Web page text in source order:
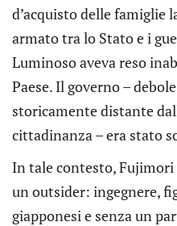
d’acquisto delle
armato tra lo Stato e i
Luminoso aveva reso
Paese. Il governo –
storicamente distante
cittadinanza – era stato
In tale contesto,
un outsider: ingegnere,
giapponesi e senza un